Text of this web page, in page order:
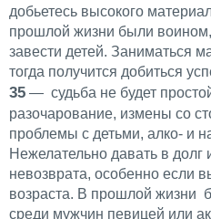
добьетесь высокого
прошлой жизни были
завести детей. Заниматься
тогда получится добиться
35 — судьба не будет
разочарование, измены со
проблемы с детьми, алко- и
Нежелательно давать в долг
невозврата, особенно если
возраста. В прошлой жизни
среди мужчин певицей или